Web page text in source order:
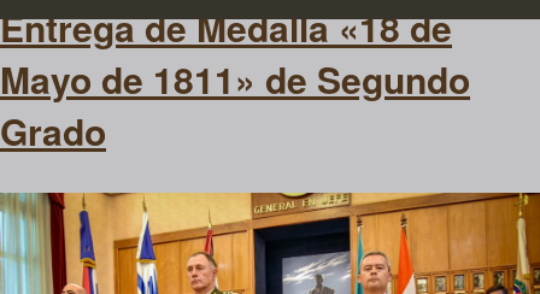
Entrega de Medalla «18 de
Mayo de 1811» de Segundo
Grado